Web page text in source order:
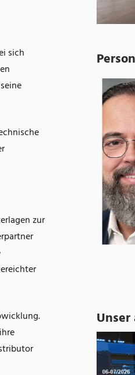
Geschäftsführung
sich
zur